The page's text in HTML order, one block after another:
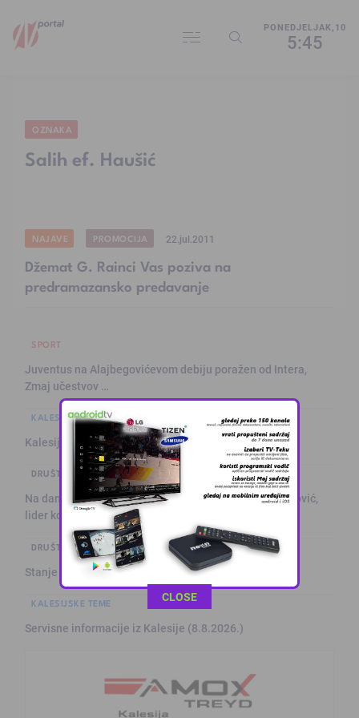
PONEDJELJAK,10
5:45
OZNAKA
Salih ef. Haušić
NAJAVE PROMOCIJA 22.jul.2011
Džemat G. Rainci Vas poziva na
predramazansko predavanje
SPORT
Juventus na Alajbegovićevom debiju poražen od Intera,
Zmaj učestvov …
KALESIJSKE TEME
Kalesija: Kuća za odmor sa grijanim bazenom
DRUŠTVO I POLITIKA
Na današnji dan prije 101. godine rođen Alija Izetbegović,
lider ko …
DRUŠTVO I POLITIKA
Stanje na putevima
KALESIJSKE TEME
Servisne informacije iz Kalesije (8.8.2026.)
This popup will close in:
CLOSE